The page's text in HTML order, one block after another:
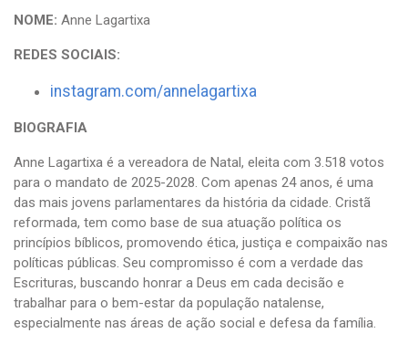
NOME: Anne Lagartixa
REDES SOCIAIS:
instagram.com/annelagartixa
BIOGRAFIA
Anne Lagartixa é a vereadora de Natal, eleita com 3.518 votos
para o mandato de 2025-2028. Com apenas 24 anos, é uma
das mais jovens parlamentares da história da cidade. Cristã
reformada, tem como base de sua atuação política os
princípios bíblicos, promovendo ética, justiça e compaixão nas
políticas públicas. Seu compromisso é com a verdade das
Escrituras, buscando honrar a Deus em cada decisão e
trabalhar para o bem-estar da população natalense,
especialmente nas áreas de ação social e defesa da família.